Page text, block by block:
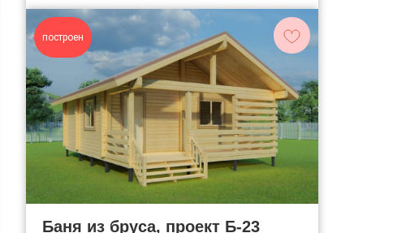
построен
Баня из бруса, проект Б-23